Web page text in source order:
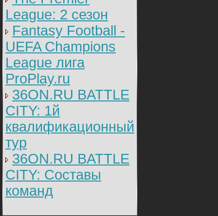
League: 2 cезон
Fantasy Football -
UEFA Champions
League лига
ProPlay.ru
36ON.RU BATTLE
CITY: 1й
квалификационный
тур
36ON.RU BATTLE
CITY: Составы
команд